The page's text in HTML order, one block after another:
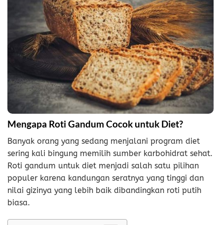
Mengapa Roti Gandum Cocok untuk Diet?
Banyak orang yang sedang menjalani program diet
sering kali bingung memilih sumber karbohidrat sehat.
Roti gandum untuk diet menjadi salah satu pilihan
populer karena kandungan seratnya yang tinggi dan
nilai gizinya yang lebih baik dibandingkan roti putih
biasa.